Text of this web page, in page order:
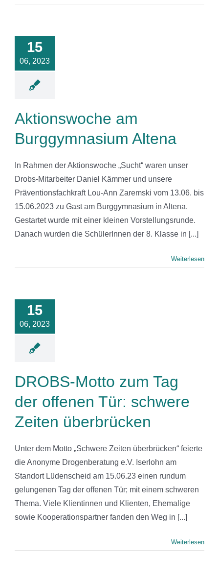
15
06, 2023
Aktionswoche am
Burggymnasium Altena
In Rahmen der Aktionswoche „Sucht“ waren unser
Drobs-Mitarbeiter Daniel Kämmer und unsere
Präventionsfachkraft Lou-Ann Zaremski vom 13.06. bis
15.06.2023 zu Gast am Burggymnasium in Altena.
Gestartet wurde mit einer kleinen Vorstellungsrunde.
Danach wurden die SchülerInnen der 8. Klasse in [...]
Weiterlesen
15
06, 2023
Tür:
Zeiten
DROBS-Motto zum Tag
der offenen Tür: schwere
Zeiten überbrücken
Unter dem Motto „Schwere Zeiten überbrücken“ feierte
die Anonyme Drogenberatung e.V. Iserlohn am
Standort Lüdenscheid am 15.06.23 einen rundum
gelungenen Tag der offenen Tür; mit einem schweren
Thema. Viele Klientinnen und Klienten, Ehemalige
sowie Kooperationspartner fanden den Weg in [...]
Weiterlesen